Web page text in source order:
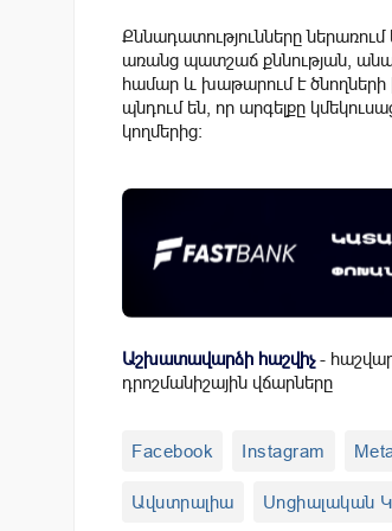
Քննադատությունները
առանց պատշաճ քննության,
համար և խաթարում է ծնողների
պնդում են, որ արգելքը
կողմերից։
Աշխատավարձի հաշվիչ -
դրոշմանիշային վճարները
Facebook Instagram
Ավստրալիա Սոցիալական